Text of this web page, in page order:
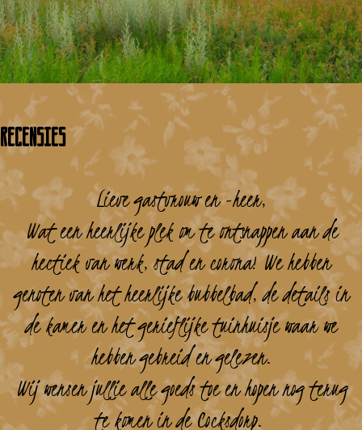
Recensies
Lieve gastvrouw en -heer,
Wat een heerlijke plek om te ontsnappen aan de
hectiek van werk, stad en corona! We hebben
genoten van het heerlijke bubbelbad, de details in
de kamer en het gerieflijke tuinhuisje waar we
hebben gebreid en gelezen.
Wij wensen jullie alle goeds toe en hopen nog terug
te komen in de Cocksdorp.